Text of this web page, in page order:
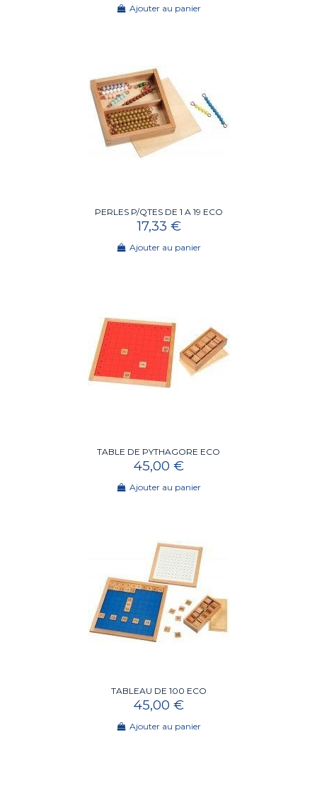
Ajouter au panier
PERLES P/QTES DE 1 A 19 ECO
17,33 €
Ajouter au panier
TABLE DE PYTHAGORE ECO
45,00 €
Ajouter au panier
TABLEAU DE 100 ECO
45,00 €
Ajouter au panier